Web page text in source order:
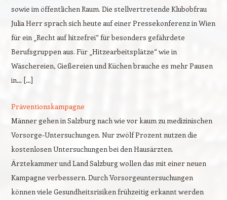
sowie im öffentlichen Raum. Die stellvertretende Klubobfrau
Julia Herr sprach sich heute auf einer Pressekonferenz in Wien
für ein „Recht auf hitzefrei“ für besonders gefährdete
Berufsgruppen aus. Für „Hitzearbeitsplätze“ wie in
Wäschereien, Gießereien und Küchen brauche es mehr Pausen
in… […]
Präventionskampagne
Männer gehen in Salzburg nach wie vor kaum zu medizinischen
Vorsorge-Untersuchungen. Nur zwölf Prozent nutzen die
kostenlosen Untersuchungen bei den Hausärzten.
Ärztekammer und Land Salzburg wollen das mit einer neuen
Kampagne verbessern. Durch Vorsorgeuntersuchungen
können viele Gesundheitsrisiken frühzeitig erkannt werden